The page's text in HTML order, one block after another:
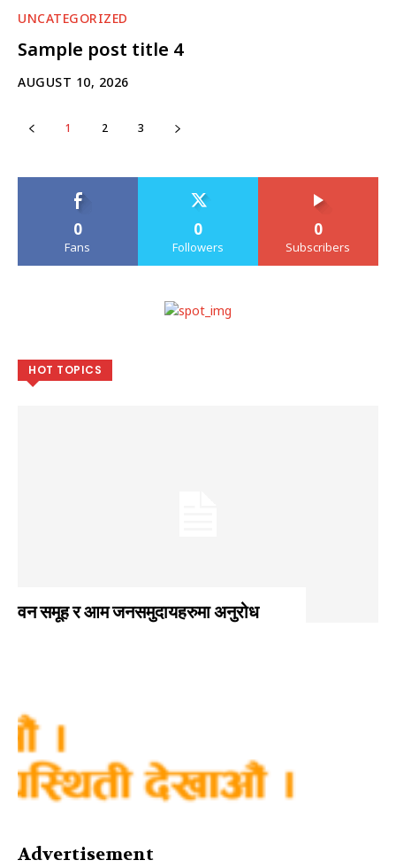
UNCATEGORIZED
Sample post title 4
AUGUST 10, 2026
1 2 3
0
Fans
0
Followers
0
Subscribers
HOT TOPICS
वन समूह र आम जनसमुदायहरुमा अनुरोध
Advertisement